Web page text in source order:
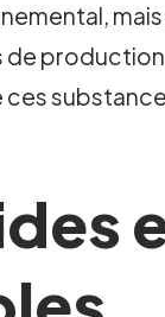
mais
ces